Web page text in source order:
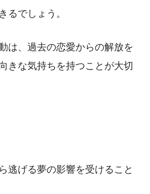
るでしょう。
は、過去の恋愛からの解放を
きな気持ちを持つことが大切
逃げる夢の影響を受けること